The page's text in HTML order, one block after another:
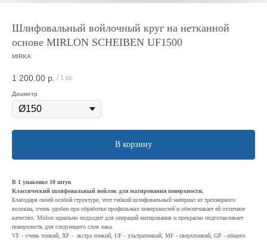
Шлифовальный войлочный круг на нетканной
основе MIRLON SCHEIBEN UF1500
MIRKA
1 200.00 р. / 1 pc
Диаметр
В корзину
В 1 упаковке 10 штук
Классический шлифовальный войлок для матирования поверхности.
Благодаря своей особой структуре, этот гибкий шлифовальный материал из трехмерного
волокна, очень удобен при обработке профильных поверхностей и обеспечивает ей отличное
качество. Mirlon идеально подходит для операций матирования и прекрасно подготавливает
поверхность для следующего слоя лака.
VF - очень тонкий, XF – экстра тонкий, UF - ультратонкий, MF - сверхтонкий, GP - общего